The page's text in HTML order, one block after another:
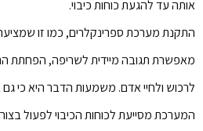
אותה עד להגעת כוחות כיבוי.
התקנת מערכת ספרינקלרים, כמו זו
מאפשרת תגובה מיידית לשריפה, הפחתת
לרכוש ולחיי אדם. משמעות הדבר היא כי
המערכת מסייעת לכוחות הכיבוי לפעול